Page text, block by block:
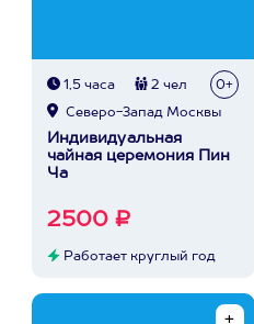
1,5 часа 2 чел 0+
Северо-Запад Москвы
Индивидуальная
чайная церемония Пин
Ча
2500 ₽
Работает круглый год